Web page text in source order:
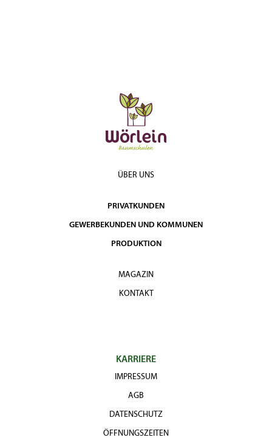
ÜBER UNS
PRIVATKUNDEN
GEWERBEKUNDEN UND KOMMUNEN
PRODUKTION
MAGAZIN
KONTAKT
KARRIERE
IMPRESSUM
AGB
DATENSCHUTZ
ÖFFNUNGSZEITEN